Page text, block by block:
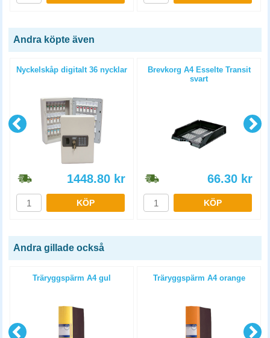
Andra köpte även
Nyckelskåp digitalt 36 nycklar
1448.80 kr
KÖP
Brevkorg A4 Esselte Transit
svart
66.30 kr
KÖP
Andra gillade också
Träryggspärm A4 gul Träryggspärm A4 orange